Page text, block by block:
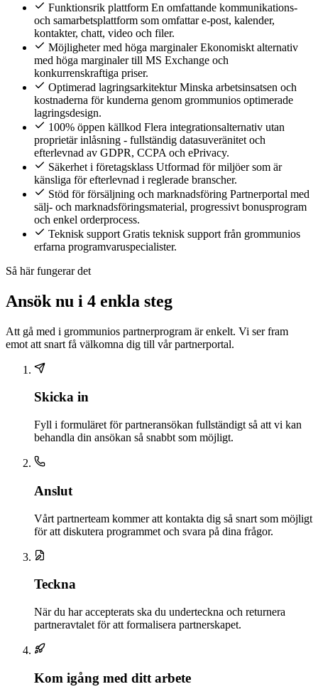
Funktionsrik plattform En omfattande kommunikations-
och samarbetsplattform som omfattar e-post, kalender,
kontakter, chatt, video och filer.
Möjligheter med höga marginaler Ekonomiskt alternativ
med höga marginaler till MS Exchange och
konkurrenskraftiga priser.
Optimerad lagringsarkitektur Minska arbetsinsatsen och
kostnaderna för kunderna genom grommunios optimerade
lagringsdesign.
100% öppen källkod Flera integrationsalternativ utan
proprietär inlåsning - fullständig datasuveränitet och
efterlevnad av GDPR, CCPA och ePrivacy.
Säkerhet i företagsklass Utformad för miljöer som är
känsliga för efterlevnad i reglerade branscher.
Stöd för försäljning och marknadsföring Partnerportal med
sälj- och marknadsföringsmaterial, progressivt bonusprogram
och enkel orderprocess.
Teknisk support Gratis teknisk support från grommunios
erfarna programvaruspecialister.
Så här fungerar det
Ansök nu i 4 enkla steg
Att gå med i grommunios partnerprogram är enkelt. Vi ser fram
emot att snart få välkomna dig till vår partnerportal.
Skicka in
Fyll i formuläret för partneransökan fullständigt så att vi kan
behandla din ansökan så snabbt som möjligt.
Anslut
Vårt partnerteam kommer att kontakta dig så snart som möjligt
för att diskutera programmet och svara på dina frågor.
Teckna
När du har accepterats ska du underteckna och returnera
partneravtalet för att formalisera partnerskapet.
Kom igång med ditt arbete